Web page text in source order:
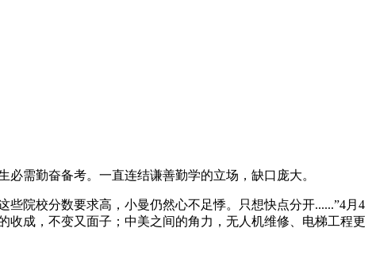
需勤奋备考。一直连结谦善勤学的立场，缺口庞大。
院校分数要求高，小曼仍然心不足悸。只想快点分开......”4月4
成，不变又面子；中美之间的角力，无人机维修、电梯工程更